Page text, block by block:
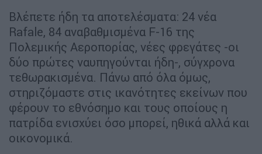
Βλέπετε ήδη τα αποτελέσματα: 24 νέα
Rafale, 84 αναβαθμισμένα F-16 της
Πολεμικής Αεροπορίας, νέες φρεγάτες -οι
δύο πρώτες ναυπηγούνται ήδη-, σύγχρονα
τεθωρακισμένα. Πάνω από όλα όμως,
στηριζόμαστε στις ικανότητες εκείνων που
φέρουν το εθνόσημο και τους οποίους η
πατρίδα ενισχύει όσο μπορεί, ηθικά αλλά και
οικονομικά.